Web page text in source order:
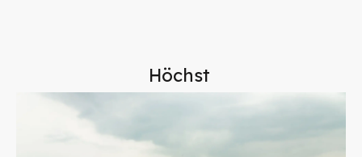
Höchst